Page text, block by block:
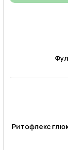
Ритофлекс глюкозамин 500+хондроитин 500, таблетки